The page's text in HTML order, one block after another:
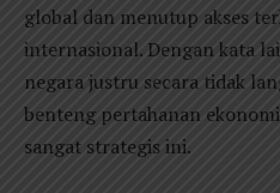
global dan menutup akses
internasional. Dengan kata
negara justru secara tidak
benteng pertahanan
sangat strategis ini.